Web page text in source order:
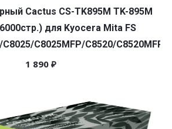
Cactus CS-TK895M TK-895M
для Kyocera Mita FS
C8025MFP/C8520/C8520MFP/
1 890 ₽